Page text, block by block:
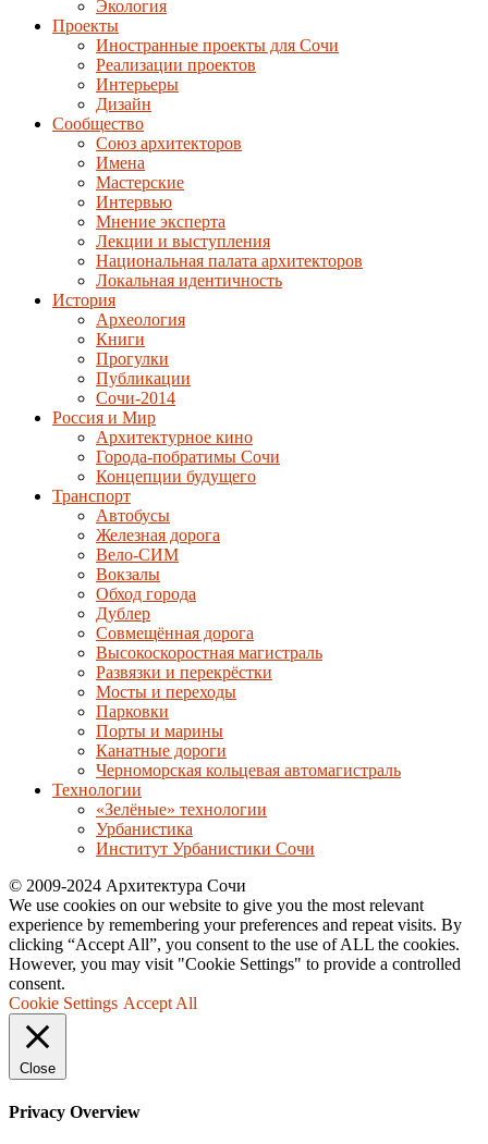
Экология
Проекты
Иностранные проекты для Сочи
Реализации проектов
Интерьеры
Дизайн
Сообщество
Союз архитекторов
Имена
Мастерские
Интервью
Мнение эксперта
Лекции и выступления
Национальная палата архитекторов
Локальная идентичность
История
Археология
Книги
Прогулки
Публикации
Сочи-2014
Россия и Мир
Архитектурное кино
Города-побратимы Сочи
Концепции будущего
Транспорт
Автобусы
Железная дорога
Вело-СИМ
Вокзалы
Обход города
Дублер
Совмещённая дорога
Высокоскоростная магистраль
Развязки и перекрёстки
Мосты и переходы
Парковки
Порты и марины
Канатные дороги
Черноморская кольцевая автомагистраль
Технологии
«Зелёные» технологии
Урбанистика
Институт Урбанистики Сочи
© 2009-2024 Архитектура Сочи
We use cookies on our website to give you the most relevant
experience by remembering your preferences and repeat visits. By
clicking “Accept All”, you consent to the use of ALL the cookies.
However, you may visit "Cookie Settings" to provide a controlled
consent.
Cookie Settings Accept All
Close
Privacy Overview